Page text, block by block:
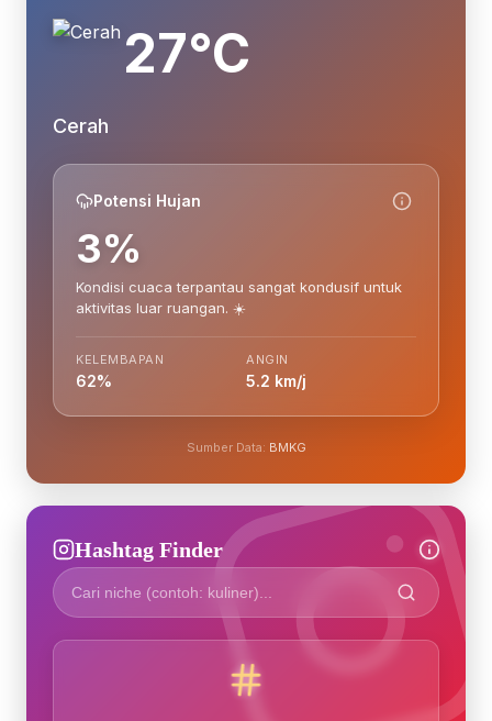
27°C
Cerah
Potensi Hujan
3%
Kondisi cuaca terpantau sangat kondusif untuk
aktivitas luar ruangan. ☀️
KELEMBAPAN
62%
ANGIN
5.2 km/j
Sumber Data: BMKG
Hashtag Finder